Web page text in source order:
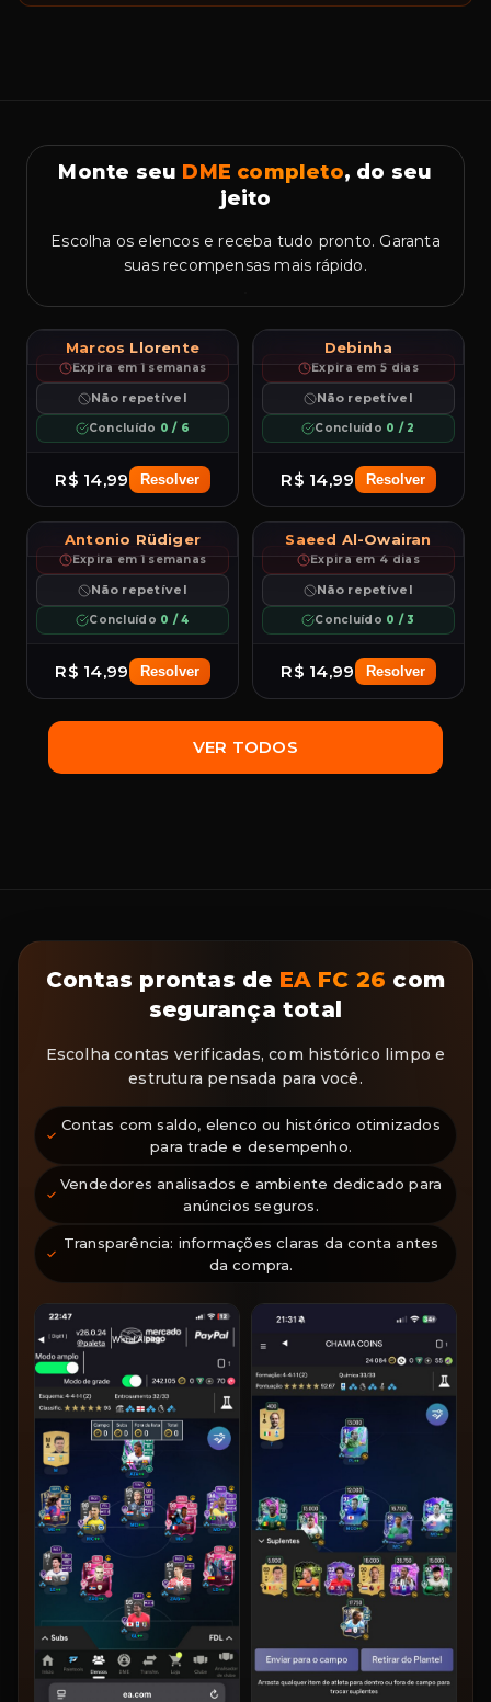
Monte seu DME completo, do seu
jeito
Escolha os elencos e receba tudo pronto. Garanta
suas recompensas mais rápido.
Marcos Llorente
97
RB
++
Marcos Llorente
PAC
99
SHO
92
PAS
94
DRI
93
DEF
93
PHY
96
CDM
Expira em 1 semanas
Não repetível
Concluído 0 / 6
R$ 14,99 Resolver
Debinha
97
CAM
++
Debinha
94
SHO
93
PAS
97
DRI
98
DEF
55 88
Expira em 5 dias
Não repetível
Concluído 0 / 2
R$ 14,99 Resolver
Antonio Rüdiger
97
CB
++
Rüdiger
PAC
94
SHO
66
PAS
88
DRI
86
DEF
97
PHY
98
Expira em 1 semanas
Não repetível
Concluído 0 / 4
R$ 14,99 Resolver
Saeed Al-Owairan
97
RW
++
Al Owairan
PAC
99
SHO
97
PAS
95
DRI
96
DEF
55
PHY
96
CAM
Expira em 4 dias
Não repetível
Concluído 0 / 3
R$ 14,99 Resolver
VER TODOS
Contas prontas de EA FC 26 com
segurança total
Escolha contas verificadas, com histórico limpo e
estrutura pensada para você.
Contas com saldo, elenco ou histórico otimizados
para trade e desempenho.
Vendedores analisados e ambiente dedicado para
anúncios seguros.
Transparência: informações claras da conta antes
da compra.